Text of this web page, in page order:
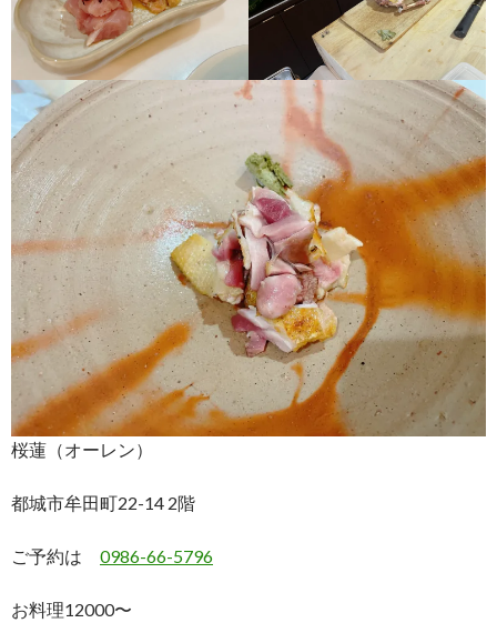
桜蓮（オーレン）
都城市牟田町22-14 2階
ご予約は 0986-66-5796
お料理12000〜